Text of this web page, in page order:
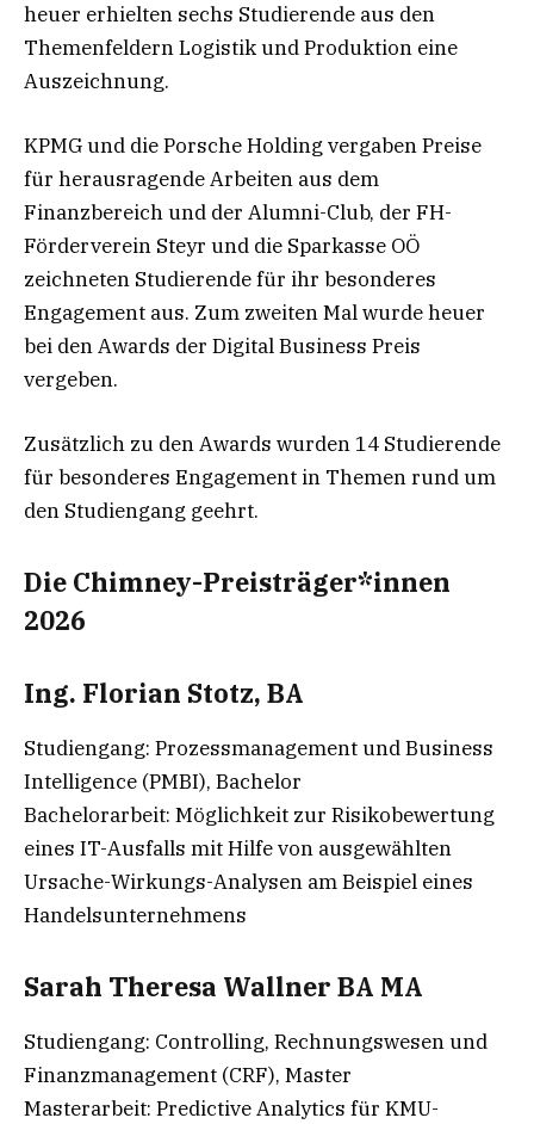
heuer erhielten sechs Studierende aus den
Themenfeldern Logistik und Produktion eine
Auszeichnung.
KPMG und die Porsche Holding vergaben Preise
für herausragende Arbeiten aus dem
Finanzbereich und der Alumni-Club, der FH-
Förderverein Steyr und die Sparkasse OÖ
zeichneten Studierende für ihr besonderes
Engagement aus. Zum zweiten Mal wurde heuer
bei den Awards der Digital Business Preis
vergeben.
Zusätzlich zu den Awards wurden 14 Studierende
für besonderes Engagement in Themen rund um
den Studiengang geehrt.
Die Chimney-Preisträger*innen
2026
Ing. Florian Stotz, BA
Studiengang: Prozessmanagement und Business
Intelligence (PMBI), Bachelor
Bachelorarbeit: Möglichkeit zur Risikobewertung
eines IT-Ausfalls mit Hilfe von ausgewählten
Ursache-Wirkungs-Analysen am Beispiel eines
Handelsunternehmens
Sarah Theresa Wallner BA MA
Studiengang: Controlling, Rechnungswesen und
Finanzmanagement (CRF), Master
Masterarbeit: Predictive Analytics für KMU-